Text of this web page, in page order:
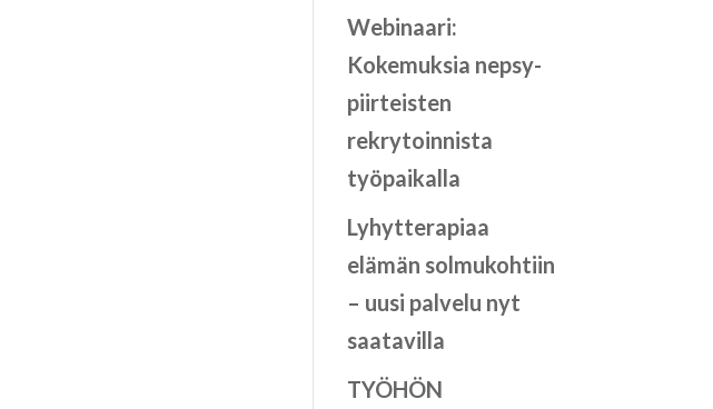
Webinaari:
Kokemuksia nepsy-
piirteisten
rekrytoinnista
työpaikalla
Lyhytterapiaa
elämän solmukohtiin
– uusi palvelu nyt
saatavilla
TYÖHÖN